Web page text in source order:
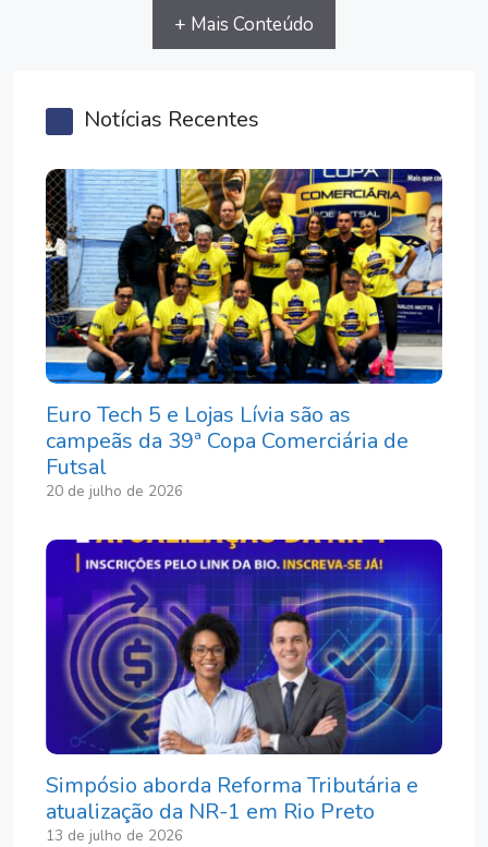
+ Mais Conteúdo
Notícias Recentes
Euro Tech 5 e Lojas Lívia são as
campeãs da 39ª Copa Comerciária de
Futsal
20 de julho de 2026
Simpósio aborda Reforma Tributária e
atualização da NR-1 em Rio Preto
13 de julho de 2026